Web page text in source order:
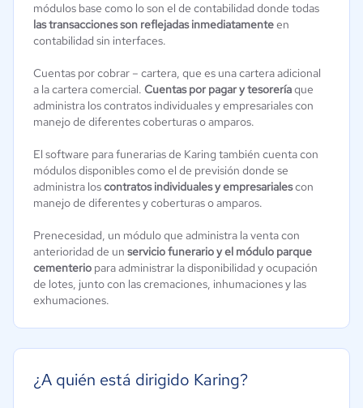
módulos base como lo son el de contabilidad donde todas
las transacciones son reflejadas inmediatamenteen
contabilidad sin interfaces.
Cuentas por cobrar – cartera, que es una cartera adicional
a la cartera comercial. Cuentas por pagar y tesoreríaque
administra los contratos individuales y empresariales con
manejo de diferentes coberturas o amparos.
El software para funerarias de Karing también cuenta con
módulos disponibles como el de previsión donde se
administra loscontratos individuales y empresarialescon
manejo de diferentes y coberturas o amparos.
Prenecesidad, un módulo que administra la venta con
anterioridad de un servicio funerario y el módulo parque
cementerio para administrar la disponibilidad y ocupación
de lotes, junto con las cremaciones, inhumaciones y las
exhumaciones.
¿A quién está dirigido Karing?